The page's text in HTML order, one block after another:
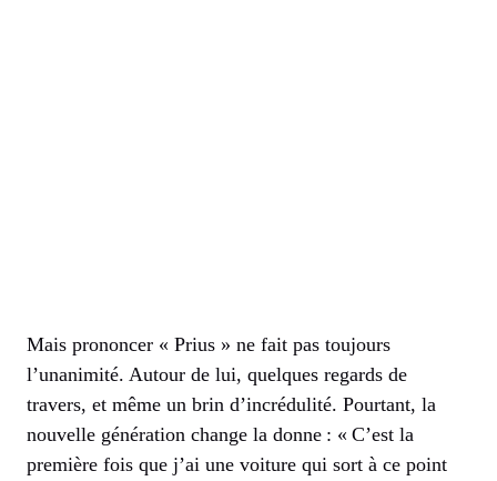
Mais prononcer « Prius » ne fait pas toujours
l’unanimité. Autour de lui, quelques regards de
travers, et même un brin d’incrédulité. Pourtant, la
nouvelle génération change la donne : « C’est la
première fois que j’ai une voiture qui sort à ce point